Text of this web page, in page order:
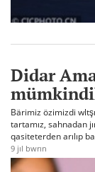
Didar
Bärimiz özimizdi
tartamız, sahnadan
qasiteterden arılıp
9 jıl bwrın